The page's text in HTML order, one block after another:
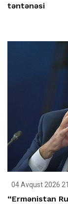
təntənəsi
04 Avqust 2026
“Ermənistan